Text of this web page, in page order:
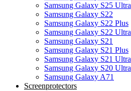
Samsung Galaxy S25 Ultra
Samsung Galaxy S22
Samsung Galaxy S22 Plus
Samsung Galaxy S22 Ultra
Samsung Galaxy S21
Samsung Galaxy S21 Plus
Samsung Galaxy S21 Ultra
Samsung Galaxy S20 Ultra
Samsung Galaxy A71
Screenprotectors